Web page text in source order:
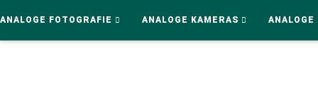
ANALOGE FOTOGRAFIE ANALOGE KAMERAS ANALOGE